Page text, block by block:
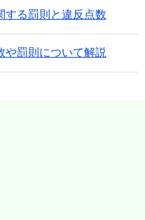
する罰則と違反点数
や罰則について解説